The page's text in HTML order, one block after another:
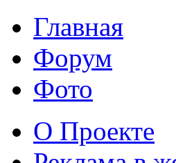
Главная
Форум
Фото
О Проекте